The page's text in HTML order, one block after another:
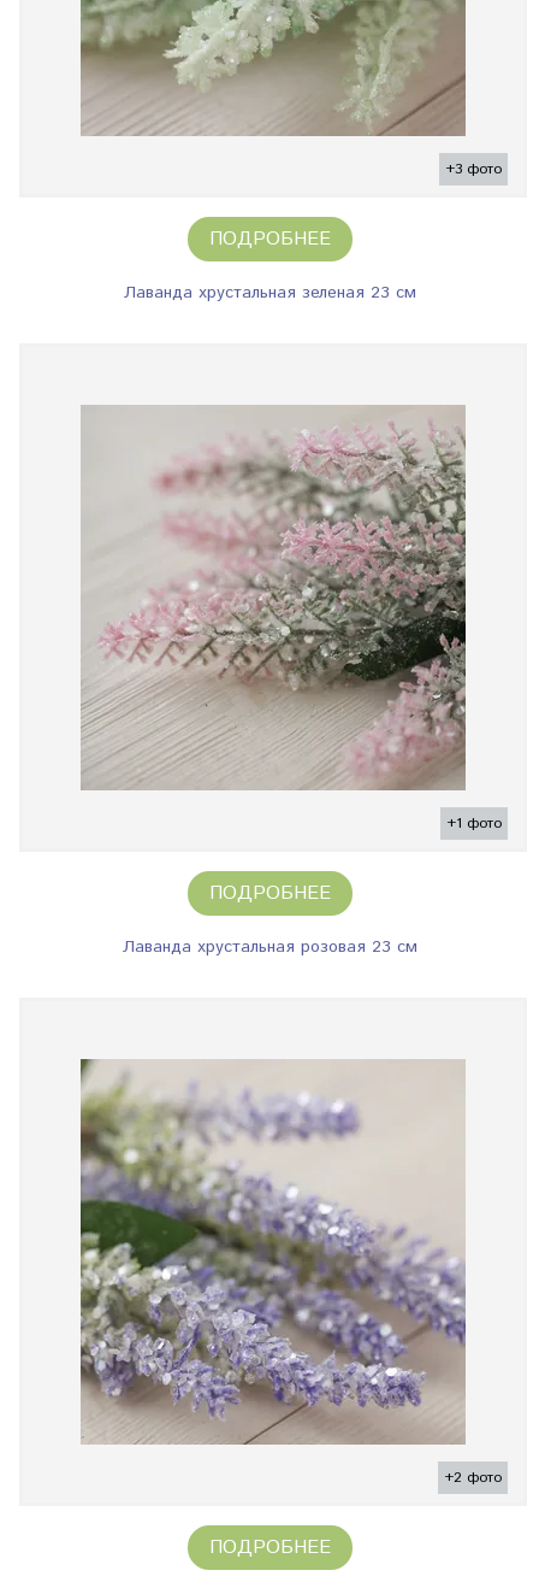
+3 фото
ПОДРОБНЕЕ
Лаванда хрустальная зеленая 23 см
+1 фото
ПОДРОБНЕЕ
Лаванда хрустальная розовая 23 см
+2 фото
ПОДРОБНЕЕ